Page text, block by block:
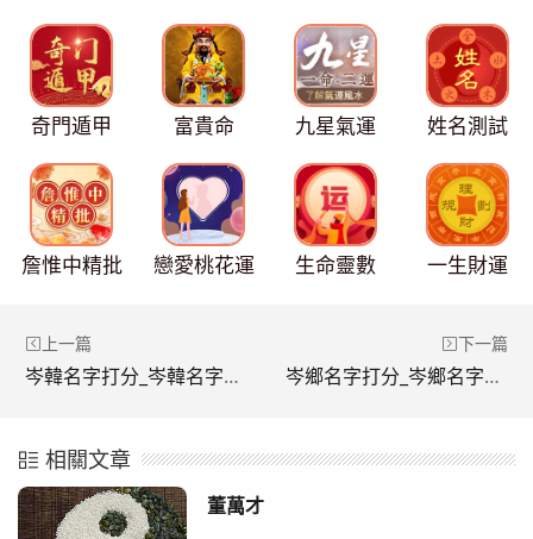
奇門遁甲 富貴命 九星氣運 姓名測試
詹惟中精批 戀愛桃花運 生命靈數 一生財運
上一篇
岑韓名字打分_岑韓名字打多少分
下一篇
岑鄉名字打分_岑鄉名字打多少分
相關文章
董萬才